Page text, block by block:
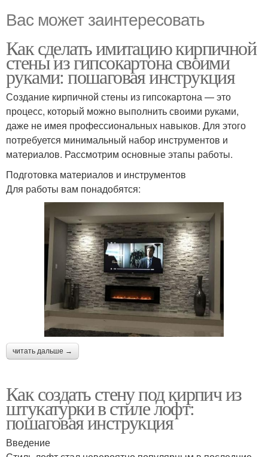
Вас может заинтересовать
Как сделать имитацию кирпичной
стены из гипсокартона своими
руками: пошаговая инструкция
Создание кирпичной стены из гипсокартона — это
процесс, который можно выполнить своими руками,
даже не имея профессиональных навыков. Для этого
потребуется минимальный набор инструментов и
материалов. Рассмотрим основные этапы работы.
Подготовка материалов и инструментов
Для работы вам понадобятся:
читать дальше →
Как создать стену под кирпич из
штукатурки в стиле лофт:
пошаговая инструкция
Введение